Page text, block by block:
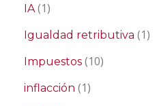
IA(1)
Igualdad retributiva (1)
Impuestos (10)
inflacción (1)